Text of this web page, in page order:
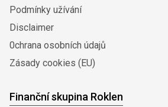
Podmínky užívání
Disclaimer
0chrana osobních údajů
Zásady cookies (EU)
Finanční skupina Roklen